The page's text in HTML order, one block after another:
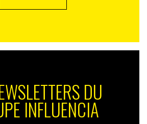
DU
INFLUENCIA